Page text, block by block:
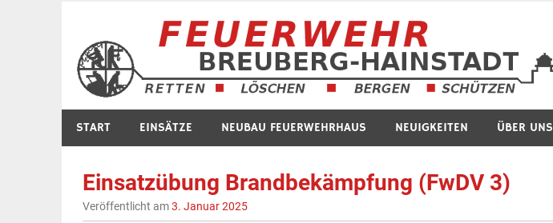
springen
START EINSÄTZE NEUBAU FEUERWEHRHAUS NEUIGKEITEN ÜBER UNS
Einsatzübung Brandbekämpfung (FwDV 3)
Veröffentlicht am3. Januar 2025